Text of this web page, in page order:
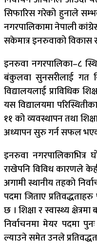
सिफारिस गरेको हुनाले
नगरपालिकामा नेपाली
सकेमात्र इनरुवाको
इनरुवा नगरपालिका–८
बंकुलवा सुनसरीलाई गत
विद्यालयलाई प्राविधिक
यस विद्यालयमा
११ को व्यवस्थापन तथा
अध्यापन सुरु गर्न सफल
इनरुवा नगरपालिकाभित्र
राखेपनि विविध कारणले
अगामी स्थानीय तहको
पदमा जिताए
छ । शिक्षा र स्वास्थ्य
निर्वाचनमा मेयर पदमा
ल्याउने समेत उनले